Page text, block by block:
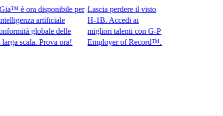
è ora disponibile per
artificiale
globale delle
scala. Prova ora!​​
Lascia perdere il visto
H-1B. Accedi ai
migliori talenti con G-P
Employer of Record™.​​